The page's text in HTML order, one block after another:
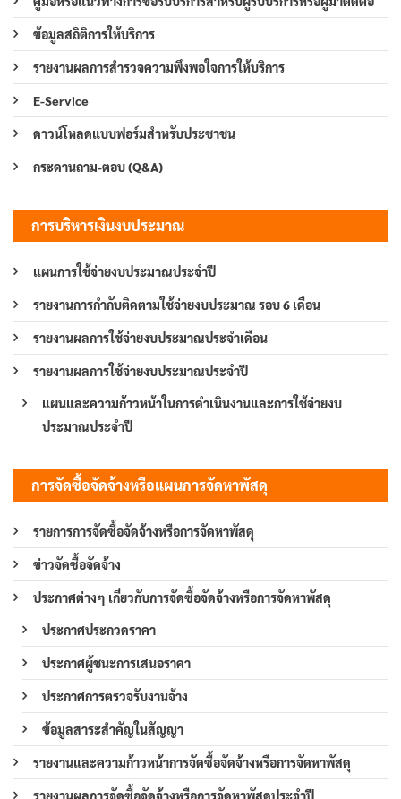
ข้อมูลสถิติการให้บริการ
รายงานผลการสำรวจความพึงพอใจการให้บริการ
E-Service
ดาวน์โหลดแบบฟอร์มสำหรับประชาชน
กระดานถาม-ตอบ (Q&A)
การบริหารเงินงบประมาณ
แผนการใช้จ่ายงบประมาณประจำปี
รายงานการกำกับติดตามใช้จ่ายงบประมาณ รอบ 6 เดือน
รายงานผลการใช้จ่ายงบประมาณประจำเดือน
รายงานผลการใช้จ่ายงบประมาณประจำปี
แผนและความก้าวหน้าในการดำเนินงานและการใช้จ่ายงบ
ประมาณประจำปี
การจัดซื้อจัดจ้างหรือแผนการจัดหาพัสดุ
รายการการจัดซื้อจัดจ้างหรือการจัดหาพัสดุ
ข่าวจัดซื้อจัดจ้าง
ประกาศต่างๆ เกี่ยวกับการจัดซื้อจัดจ้างหรือการจัดหาพัสดุ
ประกาศประกวดราคา
ประกาศผู้ชนะการเสนอราคา
ประกาศการตรวจรับงานจ้าง
ข้อมูลสาระสำคัญในสัญญา
รายงานและความก้าวหน้าการจัดซื้อจัดจ้างหรือการจัดหาพัสดุ
รายงานผลการจัดซื้อจัดจ้างหรือการจัดหาพัสดุประจำปี